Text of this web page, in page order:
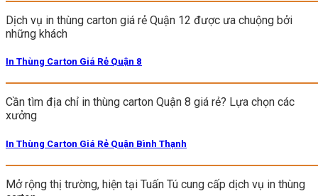
Dịch vụ in thùng carton giá rẻ Quận 12 được ưa chuộng bởi
những khách
In Thùng Carton Giá Rẻ Quận 8
Cần tìm địa chỉ in thùng carton Quận 8 giá rẻ? Lựa chọn các
xưởng
In Thùng Carton Giá Rẻ Quận Bình Thạnh
Mở rộng thị trường, hiện tại Tuấn Tú cung cấp dịch vụ in thùng